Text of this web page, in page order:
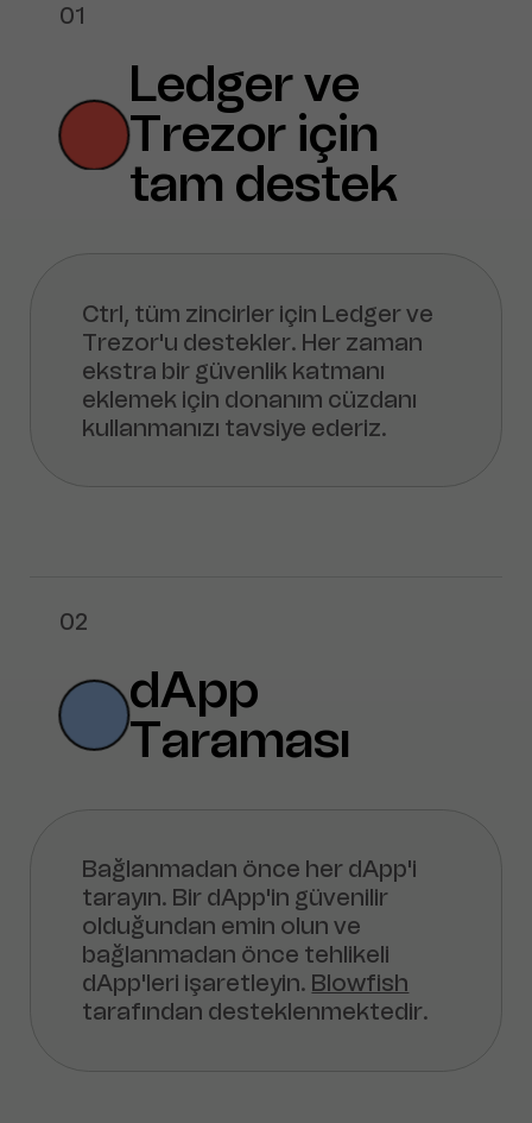
01
Ledger ve
Trezor için
tam destek
Ctrl, tüm zincirler için Ledger ve
Trezor'u destekler. Her zaman
ekstra bir güvenlik katmanı
eklemek için donanım cüzdanı
kullanmanızı tavsiye ederiz.
02
dApp
Taraması
Bağlanmadan önce her dApp'i
tarayın. Bir dApp'in güvenilir
olduğundan emin olun ve
bağlanmadan önce tehlikeli
dApp'leri işaretleyin. Blowfish
tarafından desteklenmektedir.